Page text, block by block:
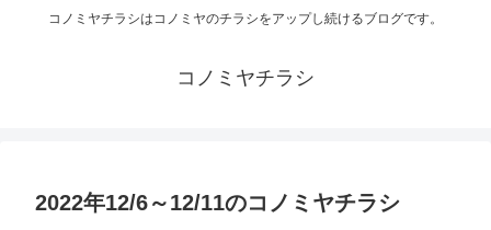
コノミヤチラシはコノミヤのチラシをアップし続けるブログです。
コノミヤチラシ
2022年12/6～12/11のコノミヤチラシ